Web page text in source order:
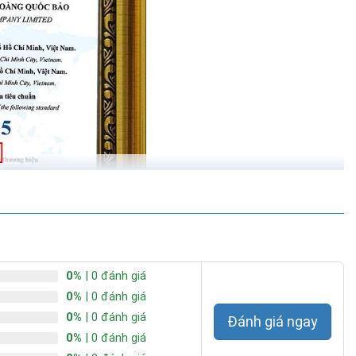
0% | 0 đánh giá
0% | 0 đánh giá
0% | 0 đánh giá
0% | 0 đánh giá
Đánh giá ngay